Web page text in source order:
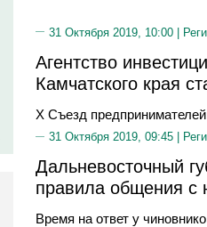
31 Октября 2019, 10:00 |
Агентство
Камчатского края
X Съезд
31 Октября 2019, 09:45 |
Дальневосточный
правила общения с
Время на ответ у